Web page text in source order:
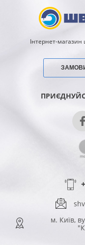
Інтернет-
м. Київ,